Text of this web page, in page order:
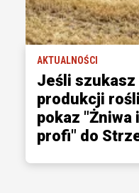
AKTUALNOŚCI
Jeśli
produkcji
pokaz "Żniwa
profi" do